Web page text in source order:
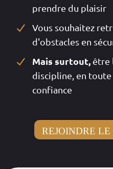
prendre du plaisir
Vous souhaitez
d'obstacles en
Mais surtout, être
discipline, en
confiance
REJOINDRE